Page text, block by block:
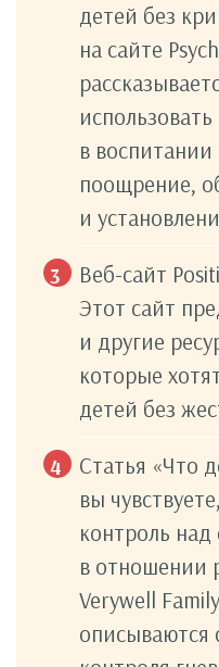
детей без
на сайте
в
поощрение,
и
Веб-сайт
Этот сайт
и другие
которые
детей без
Статья «Что
вы
контроль
в отношении
Verywell
описываются